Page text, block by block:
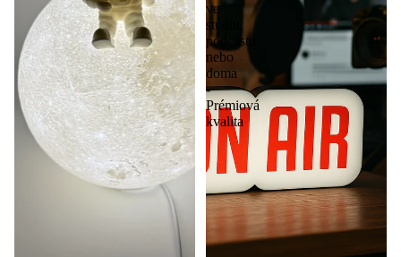
ve
studiu,
podcastu
nebo
doma
-
Prémiová
kvalita